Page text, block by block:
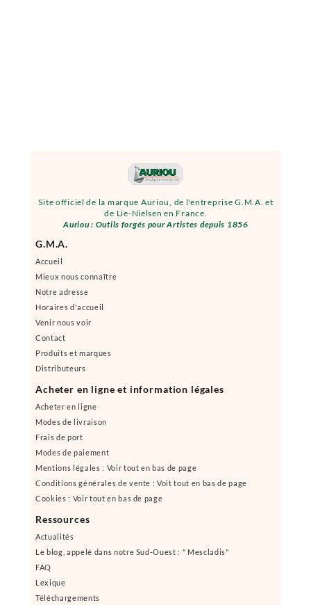
Site officiel de la marque Auriou, de l'entreprise G.M.A. et
de Lie-Nielsen en France.
Auriou : Outils forgés pour Artistes depuis 1856
G.M.A.
Accueil
Mieux nous connaître
Notre adresse
Horaires d'accueil
Venir nous voir
Contact
Produits et marques
Distributeurs
Acheter en ligne et information légales
Acheter en ligne
Modes de livraison
Frais de port
Modes de paiement
Mentions légales : Voir tout en bas de page
Conditions générales de vente : Voit tout en bas de page
Cookies : Voir tout en bas de page
Ressources
Actualités
Le blog, appelé dans notre Sud-Ouest : " Mescladis"
FAQ
Lexique
Téléchargements